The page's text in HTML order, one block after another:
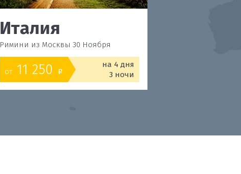
Италия
Римини из Москвы 30 Ноября
от 11 250 o
на 4 дня
3 ночи